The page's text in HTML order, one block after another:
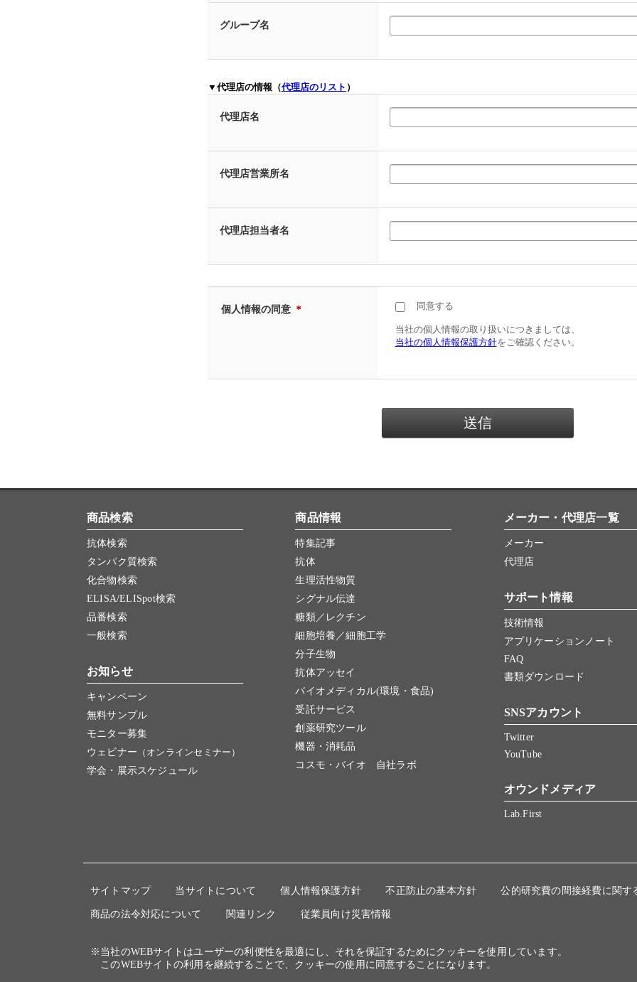
グループ名
▼代理店の情報（代理店のリスト ）
代理店名
代理店営業所名
代理店担当者名
個人情報の同意 ＊ 同意する
当社の個人情報の取り扱いにつきましては、
当社の個人情報保護方針をご確認ください。
商品検索
抗体検索
タンパク質検索
化合物検索
ELISA/ELISpot検索
品番検索
一般検索
お知らせ
キャンペーン
無料サンプル
モニター募集
ウェビナー （オンラインセミナー）
学会・展示スケジュール
商品情報
特集記事
抗体
生理活性物質
シグナル伝達
糖類／レクチン
細胞培養／細胞工学
分子生物
抗体アッセイ
バイオメディカル(環境・食品)
受託サービス
創薬研究ツール
機器・消耗品
コスモ・バイオ 自社ラボ
メーカー・代理店一覧
メーカー
代理店
サポート情報
技術情報
アプリケーションノート
FAQ
書類ダウンロード
SNSアカウント
Twitter
YouTube
オウンドメディア
Lab.First
サイトマップ 当サイトについて 個人情報保護方針 不正防止の基本方針 公的研究費の間接経費に関す
商品の法令対応について 関連リンク 従業員向け災害情報
※当社のWEBサイトはユーザーの利便性を最適にし、それを保証するためにクッキーを使用しています。
このWEBサイトの利用を継続することで、クッキーの使用に同意することになります。